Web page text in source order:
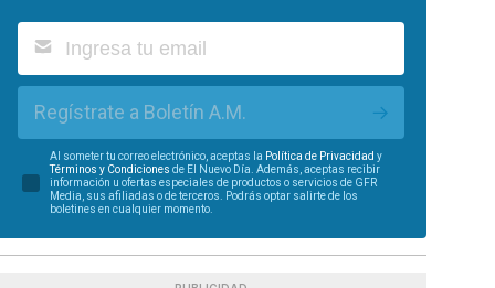
Regístrate a Boletín A.M.
Al someter tu correo electrónico, aceptas la Política de Privacidad y
Términos y Condiciones de El Nuevo Día. Además, aceptas recibir
información u ofertas especiales de productos o servicios de GFR
Media, sus afiliadas o de terceros. Podrás optar salirte de los
boletines en cualquier momento.